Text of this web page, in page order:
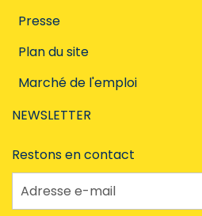
Presse
Plan du site
Marché de l'emploi
NEWSLETTER
Restons en contact
Adresse e-mail